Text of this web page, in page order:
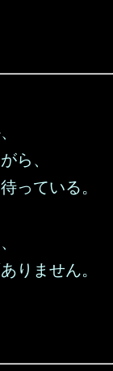
ら、
っている。
りません。